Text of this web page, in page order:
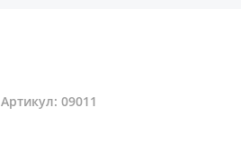
Артикул: 09011